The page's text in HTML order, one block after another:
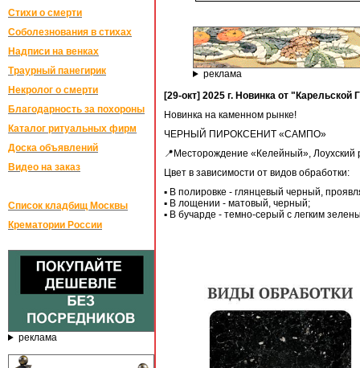
Стихи о смерти
Соболезнования в стихах
Надписи на венках
Траурный панегирик
Некролог о смерти
Благодарность за похороны
Каталог ритуальных фирм
Доска объявлений
Видео на заказ
Список кладбищ Москвы
Крематории России
реклама
реклама
[29-окт] 2025 г. Новинка от "Карельской
Новинка на каменном рынке!
ЧЕРНЫЙ ПИРОКСЕНИТ «САМПО»
📍Месторождение «Келейный», Лоухский
Цвет в зависимости от видов обработки:
▪ В полировке - глянцевый черный,
▪ В лощении - матовый, черный;
▪ В бучарде - темно-серый с легким